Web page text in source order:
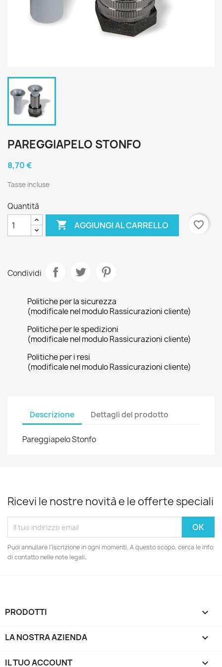
PAREGGIAPELO STONFO
8,70 €
Tasse incluse
Quantità
 AGGIUNGI AL CARRELLO favorite_border
Condividi
Politiche per la sicurezza
(modificale nel modulo Rassicurazioni cliente)
Politiche per le spedizioni
(modificale nel modulo Rassicurazioni cliente)
Politiche per i resi
(modificale nel modulo Rassicurazioni cliente)
Descrizione Dettagli del prodotto
Pareggiapelo Stonfo
Ricevi le nostre novità e le offerte speciali
Puoi annullare l'iscrizione in ogni momenti. A questo scopo, cerca le info
di contatto nelle note legali.
PRODOTTI 
LA NOSTRA AZIENDA 
IL TUO ACCOUNT 